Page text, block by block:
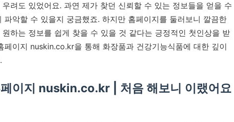
려도 있었어요. 과연 제가 찾던 신뢰할 수 있는 정보들을 얻을 수
악할 수 있을지 궁금했죠. 하지만 홈페이지를 둘러보니 깔끔한
하는 정보를 쉽게 찾을 수 있을 것 같다는 긍정적인 첫인상을 받
페이지 nuskin.co.kr을 통해 화장품과 건강기능식품에 대한 깊이
이지 nuskin.co.kr | 처음 해보니 이랬어요